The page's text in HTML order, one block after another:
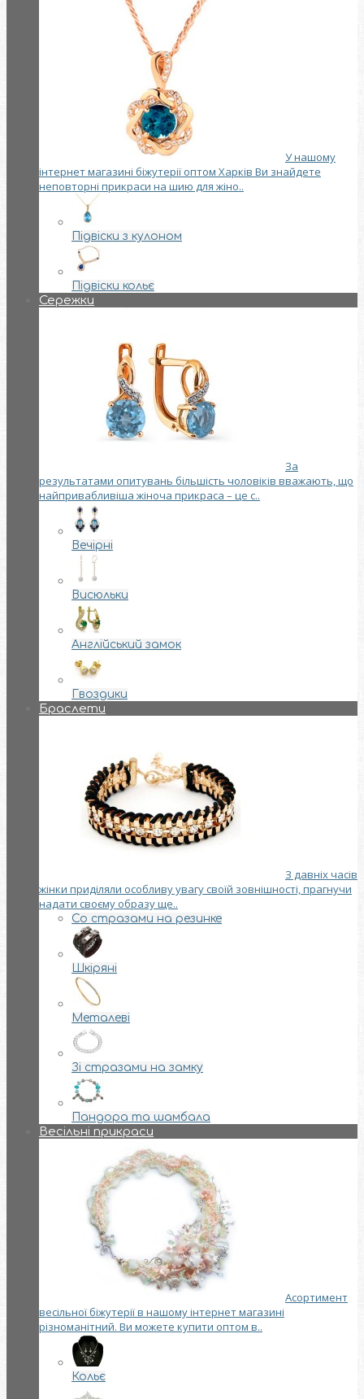
У нашому
інтернет магазині біжутерії оптом Харків Ви знайдете
неповторні прикраси на шию для жіно..
Підвіски з кулоном
Підвіски кольє
Сережки
За
результатами опитувань більшість чоловіків вважають, що
найпривабливіша жіноча прикраса – це с..
Вечірні
Висюльки
Англійський замок
Гвоздики
Браслети
З давніх часів
жінки приділяли особливу увагу своїй зовнішності, прагнучи
надати своєму образу ще..
Со стразами на резинке
Шкіряні
Металеві
Зі стразами на замку
Пандора та шамбала
Весільні прикраси
Асортимент
весільної біжутерії в нашому інтернет магазині
різноманітний. Ви можете купити оптом в..
Кольє